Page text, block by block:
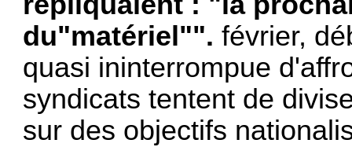
du"matériel"".février,
quasi ininterrompue
syndicats tentent de
sur des objectifs